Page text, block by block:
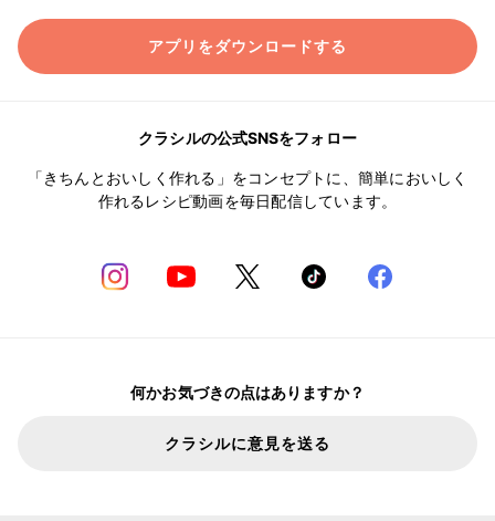
アプリをダウンロードする
クラシルの公式SNSをフォロー
「きちんとおいしく作れる」をコンセプトに、簡単においしく
作れるレシピ動画を毎日配信しています。
何かお気づきの点はありますか？
クラシルに意見を送る